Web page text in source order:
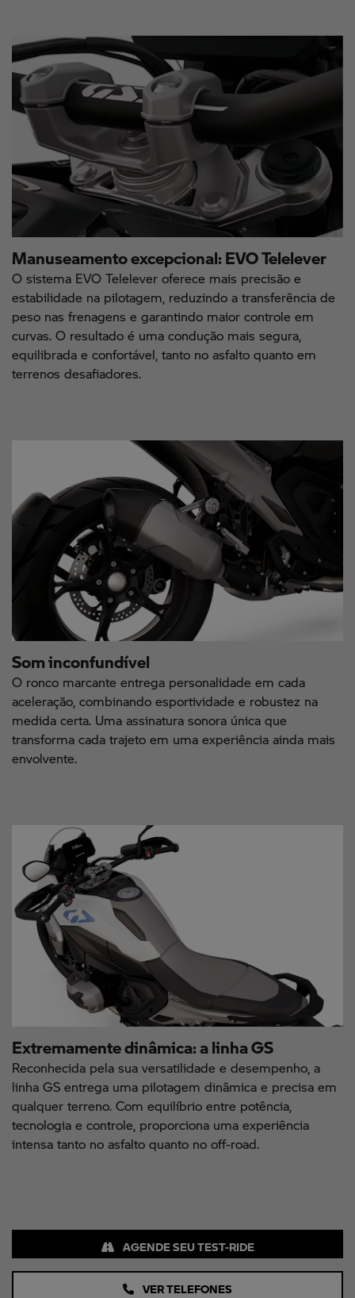
Manuseamento excepcional: EVO Telelever
O sistema EVO Telelever oferece mais precisão e
estabilidade na pilotagem, reduzindo a transferência de
peso nas frenagens e garantindo maior controle em
curvas. O resultado é uma condução mais segura,
equilibrada e confortável, tanto no asfalto quanto em
terrenos desafiadores.
Som inconfundível
O ronco marcante entrega personalidade em cada
aceleração, combinando esportividade e robustez na
medida certa. Uma assinatura sonora única que
transforma cada trajeto em uma experiência ainda mais
envolvente.
Extremamente dinâmica: a linha GS
Reconhecida pela sua versatilidade e desempenho, a
linha GS entrega uma pilotagem dinâmica e precisa em
qualquer terreno. Com equilíbrio entre potência,
tecnologia e controle, proporciona uma experiência
intensa tanto no asfalto quanto no off-road.
VER TELEFONES
AGENDE SEU TEST-RIDE